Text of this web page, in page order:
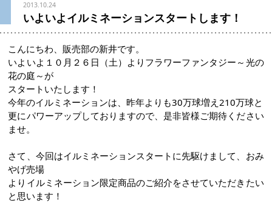
2013.10.24
いよいよイルミネーションスタートします！
こんにちわ、販売部の新井です。
いよいよ１０月２６日（土）よりフラワーファンタジー～光の
花の庭～が
スタートいたします！
今年のイルミネーションは、昨年よりも30万球増え210万球と
更にパワーアップしておりますので、是非皆様ご期待ください
ませ。
さて、今回はイルミネーションスタートに先駆けまして、おみ
やげ売場
よりイルミネーション限定商品のご紹介をさせていただきたい
と思います！